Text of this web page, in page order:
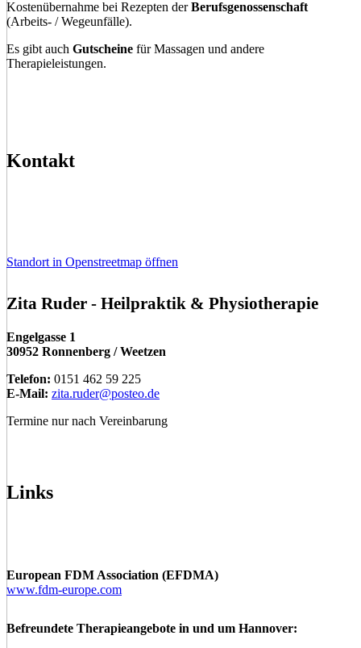
Kostenübernahme bei Rezepten derBerufsgenossenschaft
(Arbeits- / Wegeunfälle).
Es gibt auch Gutscheine für Massagen und andere
Therapieleistungen.
Kontakt
Standort in Openstreetmap öffnen
Zita Ruder - Heilpraktik & Physiotherapie
Engelgasse 1
30952 Ronnenberg / Weetzen
Telefon: 0151 462 59 225
E-Mail: zita.ruder@posteo.de
Termine nur nach Vereinbarung
Links
European FDM Association (EFDMA)
www.fdm-europe.com
Befreundete Therapieangebote in und um Hannover: